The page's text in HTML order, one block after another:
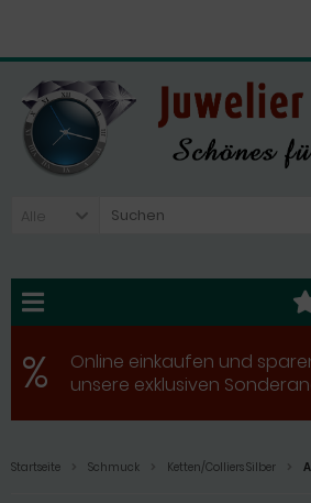
Alle
%
Online einkaufen und
unsere exklusiven
Startseite Schmuck Ketten/Colliers Silber